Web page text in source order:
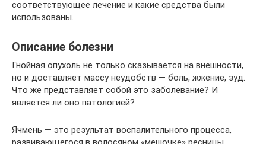
соответствующее лечение и какие средства были
использованы.
Описание болезни
Гнойная опухоль не только сказывается на внешности,
но и доставляет массу неудобств — боль, жжение, зуд.
Что же представляет собой это заболевание? И
является ли оно патологией?
Ячмень — это результат воспалительного процесса,